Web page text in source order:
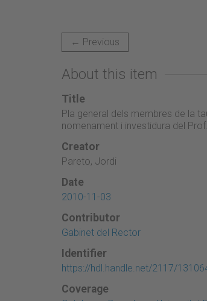
← Previous
About this item
Title
Pla general dels membres de la
nomenament i investidura del
Creator
Pareto, Jordi
Date
2010-11-03
Contributor
Gabinet del Rector
Identifier
https://hdl.handle.net/2117/
Coverage